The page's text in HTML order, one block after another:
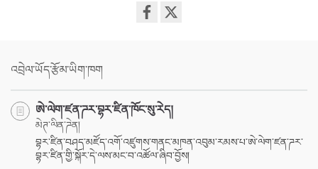
འབྲེལ་ཡོད་རྩོམ་ཡིག་ཁག
ཨེ་ལེག་ཛན་ཌར་བྷར་ཛིན་ཁོང་སུ་རེད།
མེཊ་ལིན་ཌེན།
བྷར་ཛིན་བཤད་མཛོད་འགོ་འཛུགས་གནང་མཁན་འབུམ་རམས་པ་ཨེ་ལེག་ཛན་ཌར་
བྷར་ཛིན་གྱི་སྐོར་དེ་ལས་མང་བ་འཚོལ་ཞིབ་བྱོས།